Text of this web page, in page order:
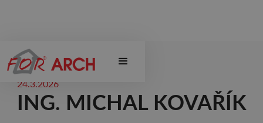
24.3.2026
ING. MICHAL KOVAŘÍK